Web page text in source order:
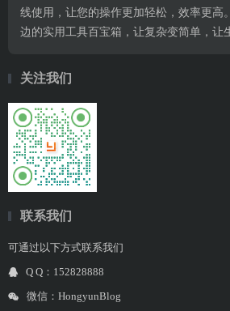
线使用，让您的操作更加轻松，效率更高
边的实用工具百宝箱，让复杂变简单，让
关注我们
联系我们
可通过以下方式联系我们
Q Q：152828888
微信：HongyunBlog